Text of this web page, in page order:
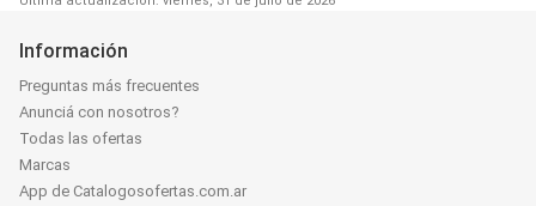
Información
Preguntas más frecuentes
Anunciá con nosotros?
Todas las ofertas
Marcas
App de Catalogosofertas.com.ar